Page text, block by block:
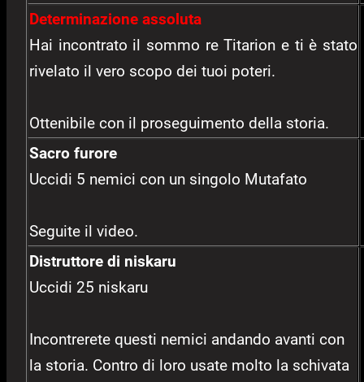
Determinazione assoluta
Hai incontrato il sommo re Titarion e ti è stato
rivelato il vero scopo dei tuoi poteri.
Ottenibile con il proseguimento della storia.
Sacro furore
Uccidi 5 nemici con un singolo Mutafato
Seguite il video.
Distruttore di niskaru
Uccidi 25 niskaru
Incontrerete questi nemici andando avanti con
la storia. Contro di loro usate molto la schivata